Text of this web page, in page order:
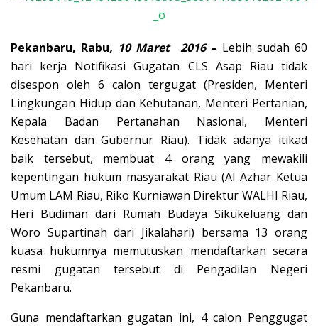
Pekanbaru, Rabu, 10 Maret 2016 – Lebih sudah 60
hari kerja Notifikasi Gugatan CLS Asap Riau tidak
disespon oleh 6 calon tergugat (Presiden, Menteri
Lingkungan Hidup dan Kehutanan, Menteri Pertanian,
Kepala Badan Pertanahan Nasional, Menteri
Kesehatan dan Gubernur Riau). Tidak adanya itikad
baik tersebut, membuat 4 orang yang mewakili
kepentingan hukum masyarakat Riau (Al Azhar Ketua
Umum LAM Riau, Riko Kurniawan Direktur WALHI Riau,
Heri Budiman dari Rumah Budaya Sikukeluang dan
Woro Supartinah dari Jikalahari) bersama 13 orang
kuasa hukumnya memutuskan mendaftarkan secara
resmi gugatan tersebut di Pengadilan Negeri
Pekanbaru.
Guna mendaftarkan gugatan ini, 4 calon Penggugat